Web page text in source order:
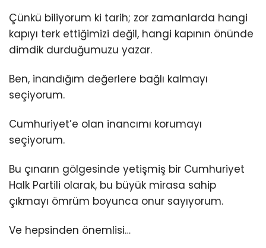
Çünkü biliyorum ki tarih; zor zamanlarda hangi
kapıyı terk ettiğimizi değil, hangi kapının önünde
dimdik durduğumuzu yazar.
Ben, inandığım değerlere bağlı kalmayı
seçiyorum.
Cumhuriyet’e olan inancımı korumayı
seçiyorum.
Bu çınarın gölgesinde yetişmiş bir Cumhuriyet
Halk Partili olarak, bu büyük mirasa sahip
çıkmayı ömrüm boyunca onur sayıyorum.
Ve hepsinden önemlisi…